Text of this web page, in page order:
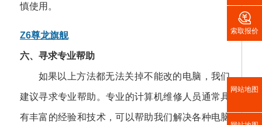
慎使用。
Z6尊龙旗舰
六、寻求专业帮助
如果以上方法都无法关掉不能改的电脑，我们
建议寻求专业帮助。专业的计算机维修人员通常具
有丰富的经验和技术，可以帮助我们解决各种电脑

索取报价
网站地图